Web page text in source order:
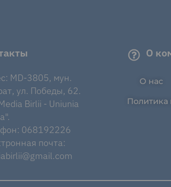
MD-3805, мун.
ул. Победы, 62.
Birlii - Uniunia
068192226
почта:
О
О нас